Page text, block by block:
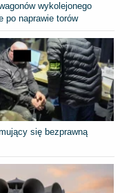
wykolejonego
po naprawie torów
się bezprawną